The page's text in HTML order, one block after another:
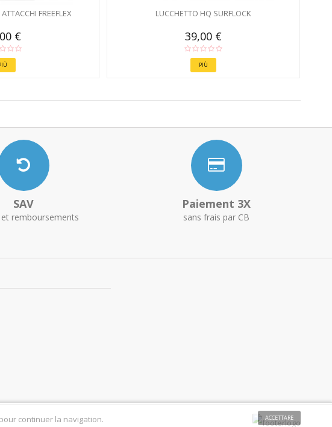
FREEFLEX
€
LUCCHETTO HQ SURFLOCK
39,00 €
PIÙ
SAV
et remboursements
Paiement 3X
sans frais par CB
ACCETTARE
continuer la navigation.